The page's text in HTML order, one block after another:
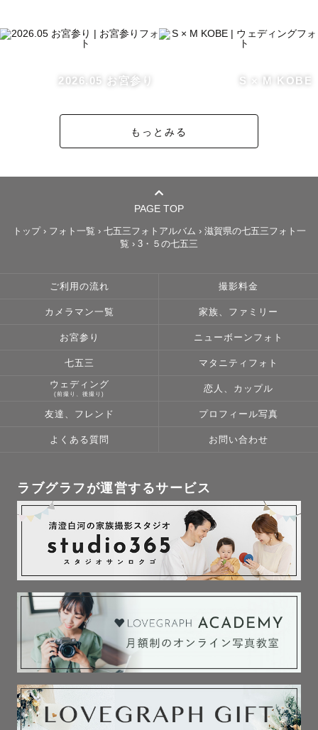
平日は人も少ないため写り込みも少なく、ゆっくり撮影が
※指名料から-2,200円｜ｸｰﾎﾟﾝ併用ok
※2026年は10/13~12/18の期間割引対象外
※Lovegraphからのご依頼限定です
撮影させて頂いた神社お寺様一覧
【大阪】阿倍野神社、生國魂神社、坐摩神社、難波神社、
成田山不動尊、都島神社、野見神社、豊中稲荷、原田神
茨木神社、神服神社、伊射奈岐神社（吹田）、阿比太神
石切神社、杭全神社、藤井寺、辛國神社、誉田八幡宮、星
田神社、牧野枚方えびす、御殿山神社、春日神社（箕面）
【京都】御香宮、石清水八幡宮、下鴨神社、長岡天満宮、
松尾大社、梅宮大社、北野天満宮、宇治上神社、向日神
神、芦屋神社、廣田神社、播磨国総社など
【滋賀】近江神宮、白髭神社、日吉大社、建部大社、天孫
神社、立木神社など
【奈良】往馬大社、春日大社など
🙅‍♂️撮影不可の神社様
大阪：住吉大社、大阪天満宮（26.4から）
京都：平安神宮、伏見稲荷、上賀茂神社、八坂神社など
滋賀：多賀神社など
2026.05 お宮参り S × M KOBE
もっとみる
PAGE TOP
トップ› フォト一覧 › 七五三フォトアルバム › 滋賀県の七五三フォト一
覧 › 3・５の七五三
ご利用の流れ 撮影料金
カメラマン一覧 家族、ファミリー
お宮参り ニューボーンフォト
七五三 マタニティフォト
ウェディング
(前撮り、後撮り)
恋人、カップル
友達、フレンド プロフィール写真
よくある質問 お問い合わせ
ラブグラフが運営するサービス